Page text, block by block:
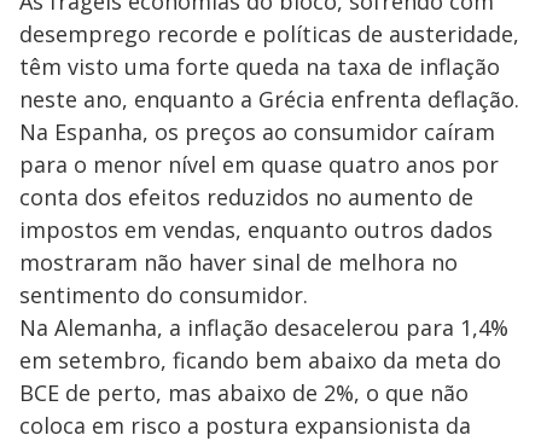
desemprego recorde e políticas de austeridade,
têm visto uma forte queda na taxa de inflação
neste ano, enquanto a Grécia enfrenta deflação.
Na Espanha, os preços ao consumidor caíram
para o menor nível em quase quatro anos por
conta dos efeitos reduzidos no aumento de
impostos em vendas, enquanto outros dados
mostraram não haver sinal de melhora no
sentimento do consumidor.
Na Alemanha, a inflação desacelerou para 1,4%
em setembro, ficando bem abaixo da meta do
BCE de perto, mas abaixo de 2%, o que não
coloca em risco a postura expansionista da